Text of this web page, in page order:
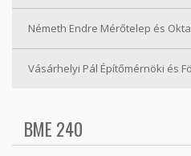
Németh Endre Mérőtelep és
Vásárhelyi Pál Építőmérnöki és
BME 240